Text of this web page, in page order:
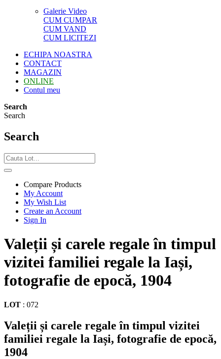
Galerie Video
CUM CUMPAR
CUM VAND
CUM LICITEZI
ECHIPA NOASTRA
CONTACT
MAGAZIN
ONLINE
Contul meu
Search
Search
Search
Compare Products
My Account
My Wish List
Create an Account
Sign In
Valeții și carele regale în timpul
vizitei familiei regale la Iași,
fotografie de epocă, 1904
LOT : 072
Valeții și carele regale în timpul vizitei
familiei regale la Iași, fotografie de epocă,
1904